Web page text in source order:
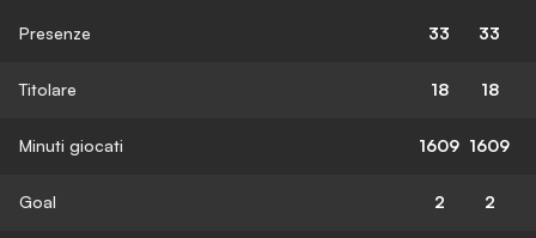
Presenze 33 33
Titolare 18 18
Minuti giocati 1609 1609
Goal 2 2